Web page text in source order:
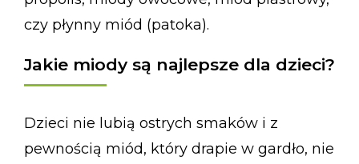
czy płynny miód (patoka).
Jakie miody są najlepsze dla dzieci?
Dzieci nie lubią ostrych smaków i z
pewnością miód, który drapie w gardło, nie